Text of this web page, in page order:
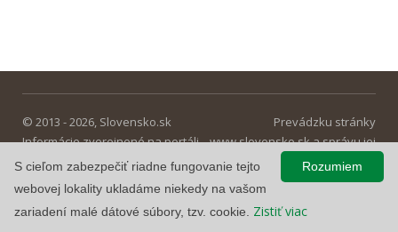
© 2013 - 2026, Slovensko.sk
Informácie zverejnené na portáli
majú informatívny charakter.
Prevádzku stránky
www.slovensko.sk a správu jej
obsahu zabezpečuje
Národná agentúra pre sieťové a
Rozumiem
S cieľom zabezpečiť riadne fungovanie tejto
webovej lokality ukladáme niekedy na vašom
zariadení malé dátové súbory, tzv. cookie. Zistiť viac